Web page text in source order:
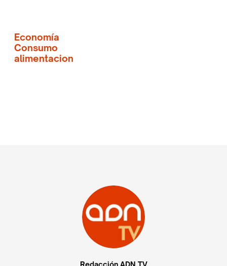
Economía
Consumo
alimentacion
Redacción ADN TV